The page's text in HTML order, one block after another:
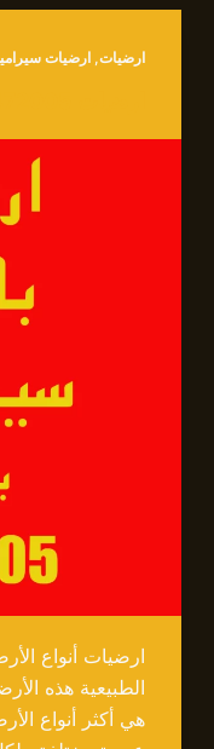
ارضيات, ارضيات
ارضيات أنواع
الطبيعية هذه
هي أكثر أنواع